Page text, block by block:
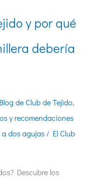
y por qué
debería
Blog de Club de Tejido,
y recomendaciones
a dos agujas/ El Club
Descubre los